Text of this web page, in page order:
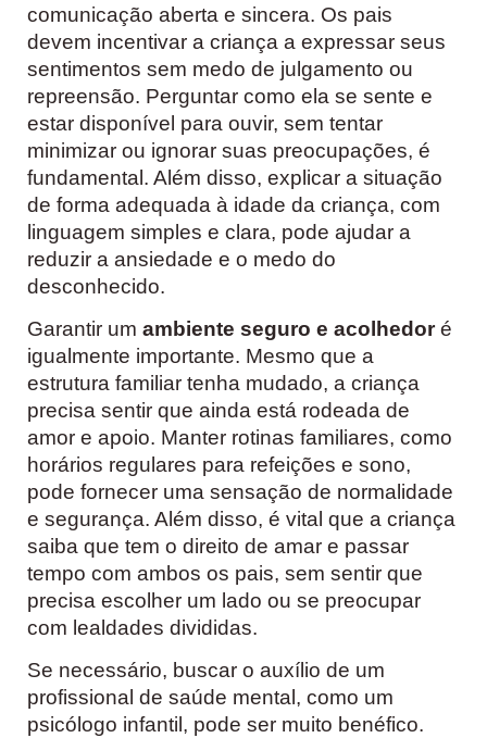
comunicação aberta e sincera. Os pais
devem incentivar a criança a expressar seus
sentimentos sem medo de julgamento ou
repreensão. Perguntar como ela se sente e
estar disponível para ouvir, sem tentar
minimizar ou ignorar suas preocupações, é
fundamental. Além disso, explicar a situação
de forma adequada à idade da criança, com
linguagem simples e clara, pode ajudar a
reduzir a ansiedade e o medo do
desconhecido.
Garantir um ambiente seguro e acolhedoré
igualmente importante. Mesmo que a
estrutura familiar tenha mudado, a criança
precisa sentir que ainda está rodeada de
amor e apoio. Manter rotinas familiares, como
horários regulares para refeições e sono,
pode fornecer uma sensação de normalidade
e segurança. Além disso, é vital que a criança
saiba que tem o direito de amar e passar
tempo com ambos os pais, sem sentir que
precisa escolher um lado ou se preocupar
com lealdades divididas.
Se necessário, buscar o auxílio de um
profissional de saúde mental, como um
psicólogo infantil, pode ser muito benéfico.